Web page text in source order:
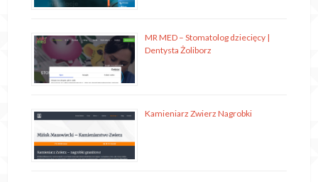
MR MED – Stomatolog dziecięcy |
Dentysta Żoliborz
Kamieniarz Zwierz Nagrobki